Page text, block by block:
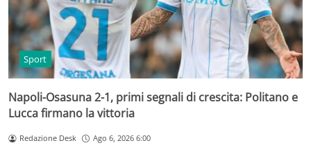
Sport
Napoli-Osasuna 2-1, primi segnali di crescita: Politano e
Lucca firmano la vittoria
Redazione Desk Ago 6, 2026 6:00